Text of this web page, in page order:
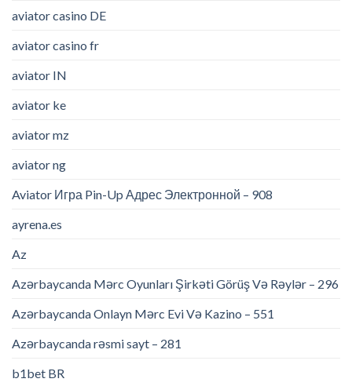
aviator casino DE
aviator casino fr
aviator IN
aviator ke
aviator mz
aviator ng
Aviator Игра Pin-Up Адрес Электронной – 908
ayrena.es
Az
Azərbaycanda Mərc Oyunları Şirkəti Görüş Və Rəylər – 296
Azərbaycanda Onlayn Mərc Evi Və Kazino – 551
Azərbaycanda rəsmi sayt – 281
b1bet BR